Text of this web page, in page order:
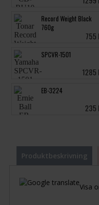
Record Weight Black
760g
755
SPCVR-1501
1285
EB-3224
235
Produktbeskrivning
Visa